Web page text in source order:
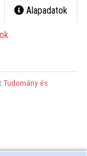
Alapadatok
Tudomány és